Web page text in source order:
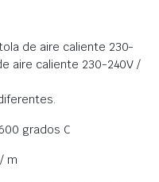
de aire caliente 230-
aire caliente 230-240V /
grados C
m